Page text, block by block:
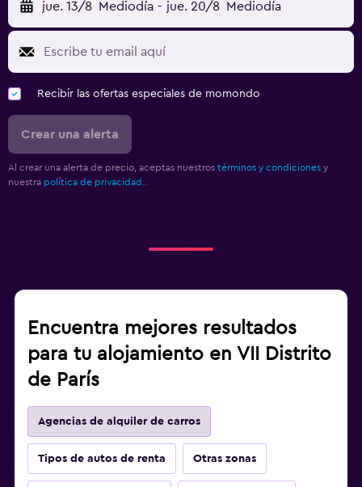
jue. 13/8 Mediodía - jue. 20/8 Mediodía
Recibir las ofertas especiales de momondo
Crear una alerta
Al crear una alerta de precio, aceptas nuestros términos y condiciones y
nuestra política de privacidad..
Encuentra mejores resultados
para tu alojamiento en VII Distrito
de París
Agencias de alquiler de carros
Tipos de autos de renta Otras zonas